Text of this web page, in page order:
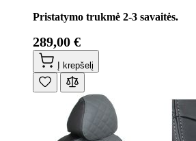
Pristatymo trukmė 2-3 savaitės.
289,00 €
Į krepšelį